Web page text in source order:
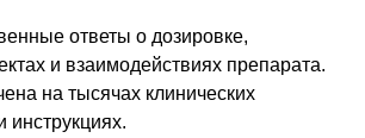
ответы о дозировке,
и взаимодействиях препарата.
на тысячах клинических
инструкциях.